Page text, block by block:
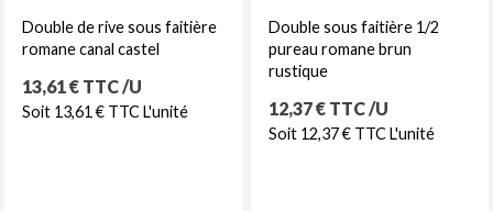
Double de rive sous faitière
romane canal castel
Prix
13,61 € TTC /U
Soit 13,61 € TTC L'unité
Double sous faitière 1/2
pureau romane brun
rustique
Prix
12,37 € TTC /U
Soit 12,37 € TTC L'unité